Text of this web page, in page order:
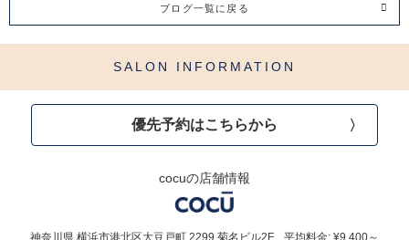
ブログ一覧に戻る
SALON INFORMATION
優先予約はこちらから
cocuの店舗情報
神奈川県 横浜市港北区大豆戸町 2299 菊名ビル2F 平均料金: ¥9,400～